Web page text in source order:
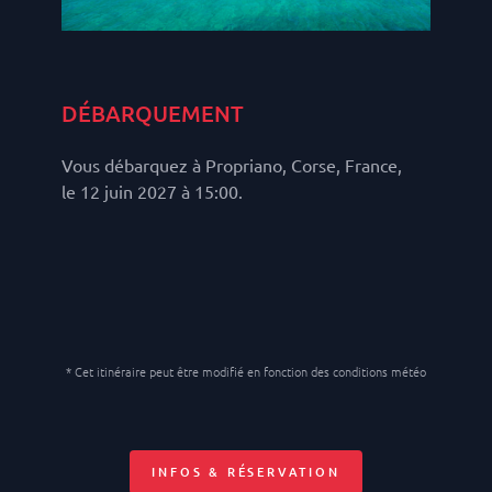
DÉBARQUEMENT
Vous débarquez à Propriano, Corse, France,
le 12 juin 2027 à 15:00.
* Cet itinéraire peut être modifié en fonction des conditions météo
INFOS & RÉSERVATION